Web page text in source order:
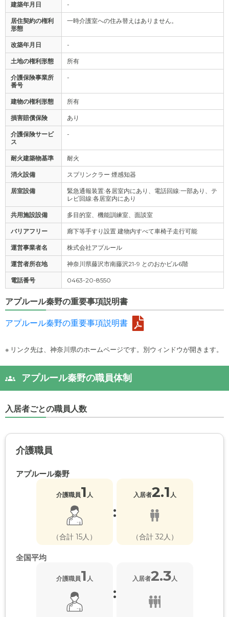
建築年月日 -
居住契約の権利
形態
一時介護室への住み替えはありません。
改築年月日 -
土地の権利形態 所有
介護保険事業所
番号
-
建物の権利形態 所有
損害賠償保険 あり
介護保険サービ
ス
-
耐火建築物基準 耐火
消火設備 スプリンクラー 煙感知器
居室設備
緊急通報装置:各居室内にあり、電話回線:一部あり、テ
レビ回線:各居室内にあり
共用施設設備 多目的室、機能訓練室、面談室
バリアフリー 廊下等手すり設置 建物内すべて車椅子走行可能
運営事業者名 株式会社アプルール
運営者所在地 神奈川県藤沢市南藤沢21-9 とのおかビル6階
電話番号 0463-20-8550
アプルール秦野の重要事項説明書
アプルール秦野の重要事項説明書
※ リンク先は、神奈川県のホームページです。別ウィンドウが開きます。
アプルール秦野の職員体制
入居者ごとの職員人数
介護職員
アプルール秦野
介護職員1 人
（合計 15人）
:
入居者2.1 人
（合計 32人）
全国平均
介護職員1 人
:
入居者2.3人